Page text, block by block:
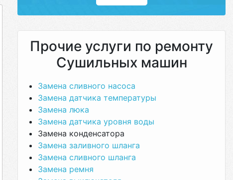
Прочие услуги по ремонту
Сушильных машин
Замена сливного насоса
Замена датчика температуры
Замена люка
Замена датчика уровня воды
Замена конденсатора
Замена заливного шланга
Замена сливного шланга
Замена ремня